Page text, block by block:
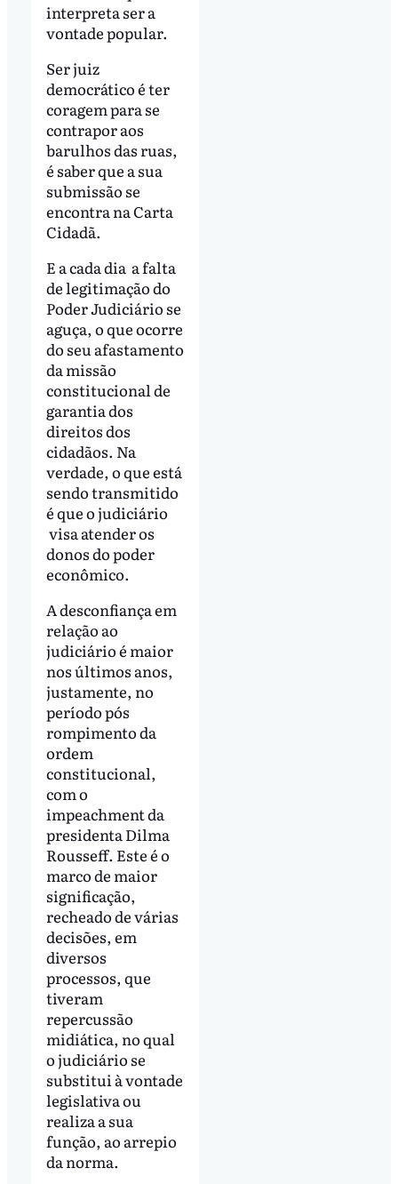
interpreta ser a
vontade popular.
Ser juiz
democrático é ter
coragem para se
contrapor aos
barulhos das ruas,
é saber que a sua
submissão se
encontra na Carta
Cidadã.
E a cada dia a falta
de legitimação do
Poder Judiciário se
aguça, o que ocorre
do seu afastamento
da missão
constitucional de
garantia dos
direitos dos
cidadãos. Na
verdade, o que está
sendo transmitido
é que o judiciário
visa atender os
donos do poder
econômico.
A desconfiança em
relação ao
judiciário é maior
nos últimos anos,
justamente, no
período pós
rompimento da
ordem
constitucional,
com o
impeachment da
presidenta Dilma
Rousseff. Este é o
marco de maior
significação,
recheado de várias
decisões, em
diversos
processos, que
tiveram
repercussão
midiática, no qual
o judiciário se
substitui à vontade
legislativa ou
realiza a sua
função, ao arrepio
da norma.